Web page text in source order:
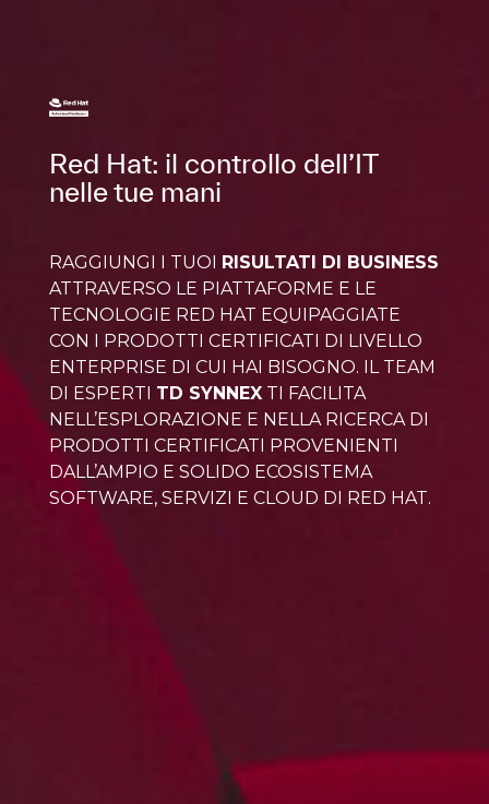
Red Hat: il controllo dell’IT
nelle tue mani
RAGGIUNGI I TUOI RISULTATI DI BUSINESS
ATTRAVERSO LE PIATTAFORME E LE
TECNOLOGIE RED HAT EQUIPAGGIATE
CON I PRODOTTI CERTIFICATI DI LIVELLO
ENTERPRISE DI CUI HAI BISOGNO. IL TEAM
DI ESPERTI TD SYNNEXTI FACILITA
NELL’ESPLORAZIONE E NELLA RICERCA DI
PRODOTTI CERTIFICATI PROVENIENTI
DALL’AMPIO E SOLIDO ECOSISTEMA
SOFTWARE, SERVIZI E CLOUD DI RED HAT.